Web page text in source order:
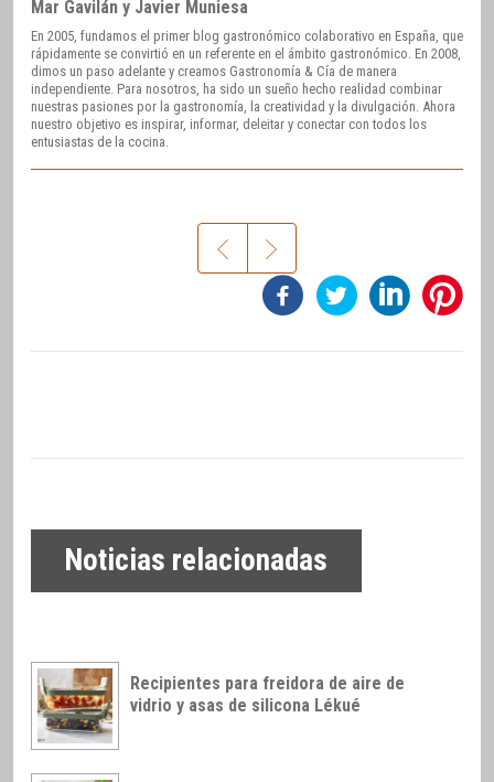
Mar Gavilán y Javier Muniesa
En 2005, fundamos el primer blog gastronómico colaborativo en España, que
rápidamente se convirtió en un referente en el ámbito gastronómico. En 2008,
dimos un paso adelante y creamos Gastronomía & Cía de manera
independiente. Para nosotros, ha sido un sueño hecho realidad combinar
nuestras pasiones por la gastronomía, la creatividad y la divulgación. Ahora
nuestro objetivo es inspirar, informar, deleitar y conectar con todos los
entusiastas de la cocina.
Noticias relacionadas
Recipientes para freidora de aire de
vidrio y asas de silicona Lékué